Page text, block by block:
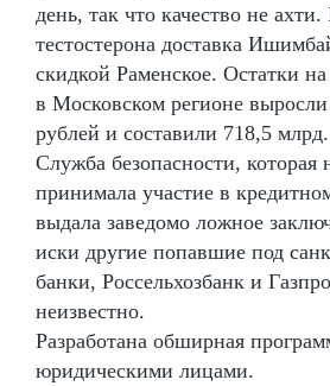
день, так что качество не ахти.
тестостерона доставка
скидкой Раменское. Остатки на
в Московском регионе
рублей и составили 718,5 млрд.
Служба безопасности, которая
принимала участие в
выдала заведомо ложное
иски другие попавшие под
банки, Россельхозбанк и
неизвестно.
Разработана обширная
юридическими лицами.